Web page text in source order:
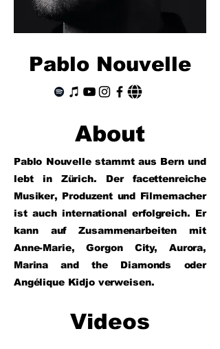
Pablo Nouvelle
About
Pablo Nouvelle stammt aus Bern und
lebt in Zürich. Der facettenreiche
Musiker, Produzent und Filmemacher
ist auch international erfolgreich. Er
kann auf Zusammenarbeiten mit
Anne-Marie, Gorgon City, Aurora,
Marina and the Diamonds oder
Angélique Kidjo verweisen.
Videos